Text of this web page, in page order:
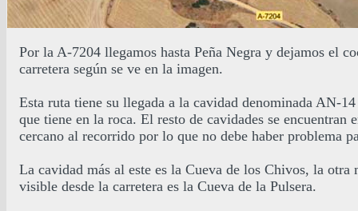
Por la A-7204 llegamos hasta Peña Negra y dejamos el
carretera según se ve en la imagen.
Esta ruta tiene su llegada a la cavidad denominada AN-
que tiene en la roca. El resto de cavidades se encuentran
cercano al recorrido por lo que no debe haber problema
La cavidad más al este es la Cueva de los Chivos, la otra
visible desde la carretera es la Cueva de la Pulsera.